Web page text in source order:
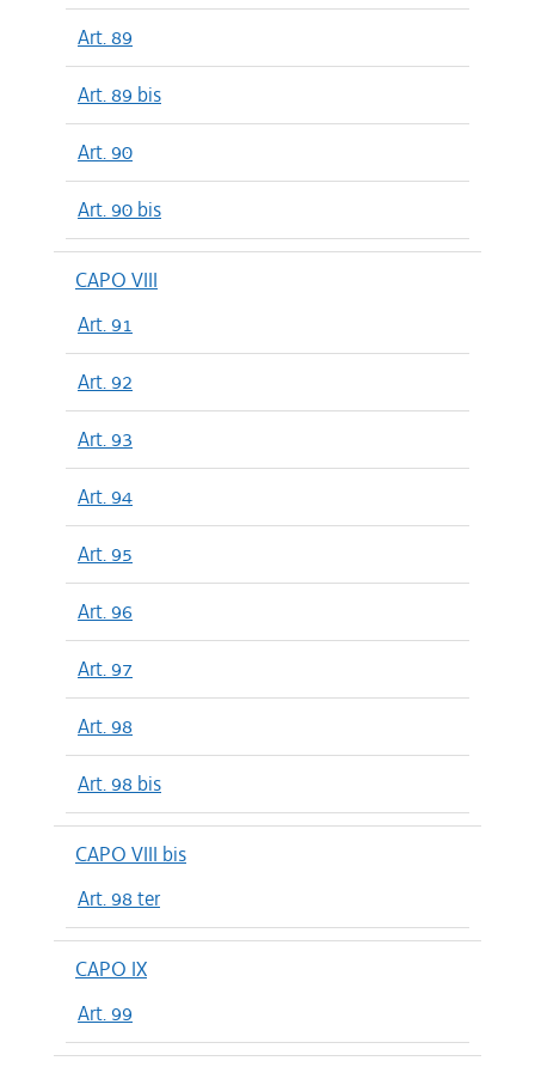
Art. 89
Art. 89 bis
Art. 90
Art. 90 bis
CAPO VIII
Art. 91
Art. 92
Art. 93
Art. 94
Art. 95
Art. 96
Art. 97
Art. 98
Art. 98 bis
CAPO VIII bis
Art. 98 ter
CAPO IX
Art. 99